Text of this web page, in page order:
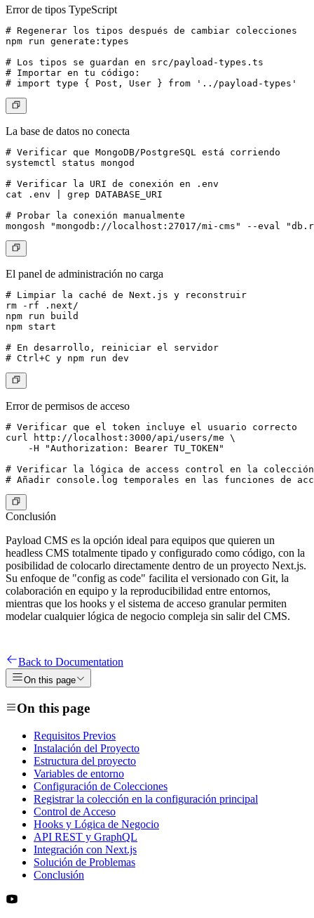
Error de tipos TypeScript
# Regenerar los tipos después de cambiar colecciones
npm run generate:types
# Los tipos se guardan en src/payload-types.ts
# Importar en tu código:
La base de datos no conecta
# Verificar que MongoDB/PostgreSQL está corriendo
systemctl status mongod
# Verificar la URI de conexión en .env
cat .env | grep DATABASE_URI
# Probar la conexión manualmente
El panel de administración no carga
# Limpiar la caché de Next.js y reconstruir
rm -rf .next/
npm run build
npm start
# En desarrollo, reiniciar el servidor
Error de permisos de acceso
# Verificar que el token incluye el usuario correcto
curl http://localhost:3000/api/users/me \
    -H "Authorization: Bearer TU_TOKEN"
# Verificar la lógica de access control en la colección
Conclusión
Payload CMS es la opción ideal para equipos que quieren un
headless CMS totalmente tipado y configurado como código, con la
posibilidad de colocarlo directamente dentro de un proyecto Next.js.
Su enfoque de "config as code" facilita el versionado con Git, la
colaboración en equipo y la reproducibilidad entre entornos,
mientras que los hooks y el sistema de acceso granular permiten
modelar cualquier lógica de negocio compleja sin salir del CMS.
Back to Documentation
On this page
On this page
Requisitos Previos
Instalación del Proyecto
Estructura del proyecto
Variables de entorno
Configuración de Colecciones
Registrar la colección en la configuración principal
Control de Acceso
Hooks y Lógica de Negocio
API REST y GraphQL
Integración con Next.js
Solución de Problemas
Conclusión